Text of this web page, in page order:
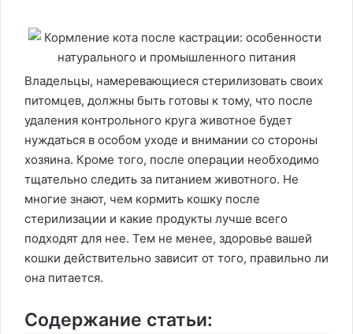
Владельцы, намеревающиеся стерилизовать своих
питомцев, должны быть готовы к тому, что после
удаления контрольного круга животное будет
нуждаться в особом уходе и внимании со стороны
хозяина. Кроме того, после операции необходимо
тщательно следить за питанием животного. Не
многие знают, чем кормить кошку после
стерилизации и какие продукты лучше всего
подходят для нее. Тем не менее, здоровье вашей
кошки действительно зависит от того, правильно ли
она питается.
Содержание статьи: